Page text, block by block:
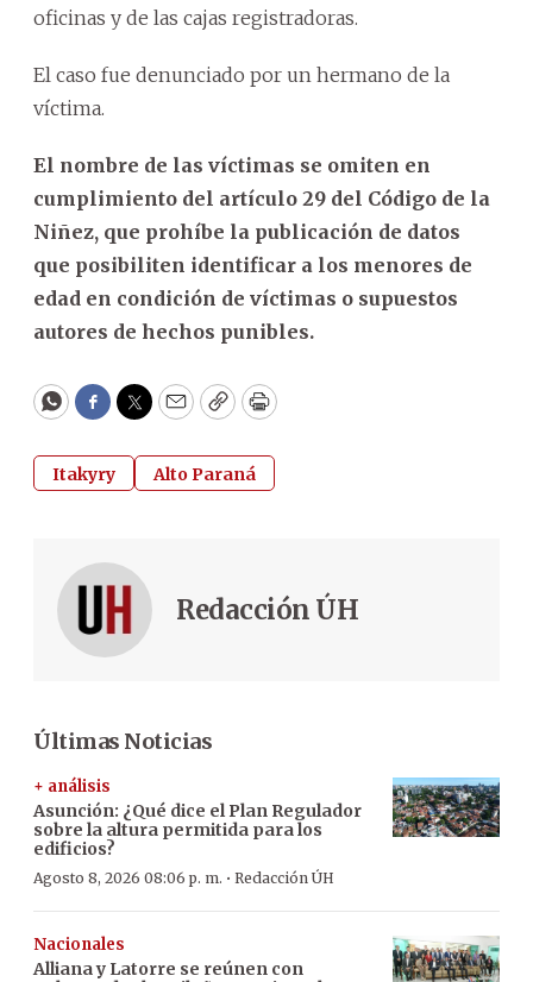
oficinas y de las cajas registradoras.
El caso fue denunciado por un hermano de la
víctima.
El nombre de las víctimas se omiten en
cumplimiento del artículo 29 del Código de la
Niñez, que prohíbe la publicación de datos
que posibiliten identificar a los menores de
edad en condición de víctimas o supuestos
autores de hechos punibles.
WhatsApp
Facebook
Twitter
EmailCopyPrint
Itakyry Alto Paraná
Redacción ÚH
Últimas Noticias
+ análisis
Asunción: ¿Qué dice el Plan Regulador
sobre la altura permitida para los
edificios?
Agosto 8, 2026 08:06 p. m. · Redacción ÚH
Nacionales
Alliana y Latorre se reúnen con